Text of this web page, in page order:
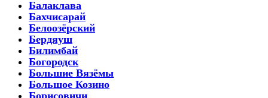
Балаклава
Бахчисарай
Белоозёрский
Бердяуш
Билимбай
Богородск
Большие Вязёмы
Большое Козино
Борисовичи